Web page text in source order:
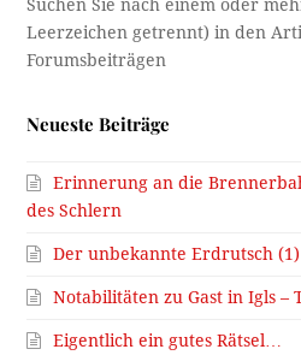
Neueste Beiträge
Erinnerung an die
des Schlern
Der unbekannte Erdrutsch (1)
Notabilitäten zu Gast in Igls –
Eigentlich ein gutes Rätsel…